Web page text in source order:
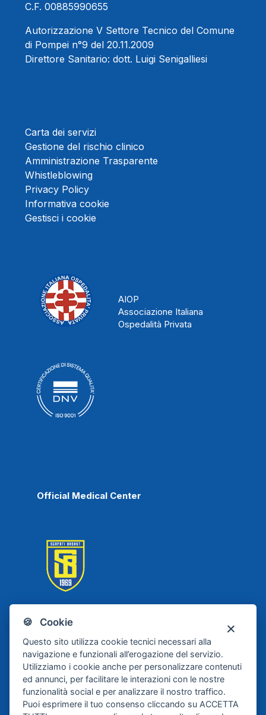
🍪 Cookie
Questo sito utilizza cookie tecnici necessari alla
navigazione e funzionali all’erogazione del servizio.
Utilizziamo i cookie anche per personalizzare contenuti
ed annunci, per facilitare le interazioni con le nostre
funzionalità social e per analizzare il nostro traffico.
Puoi esprimere il tuo consenso cliccando su ACCETTA
C.F. 00885990655
Autorizzazione V Settore Tecnico del Comune
di Pompei n°9 del 20.11.2009
Direttore Sanitario: dott. Luigi Senigalliesi
Carta dei servizi
Gestione del rischio clinico
Amministrazione Trasparente
Whistleblowing
Privacy Policy
Informativa cookie
Gestisci i cookie
AIOP
Associazione Italiana
Ospedalità Privata
Official Medical Center
Scafati Basket